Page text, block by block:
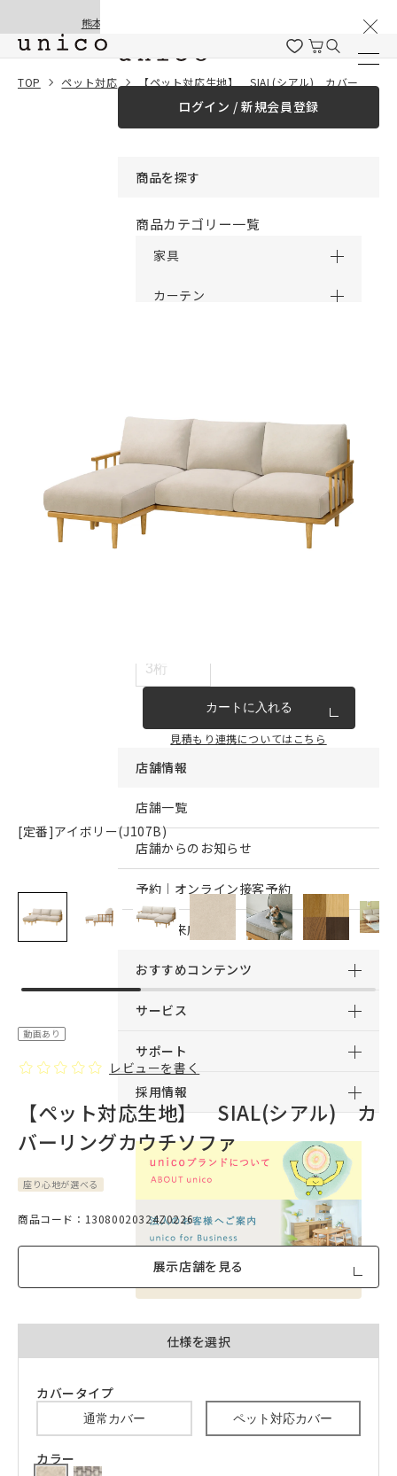
熊本地震の影響による配送遅延と停止について
ログイン / 新規会員登録
商品を探す
商品カテゴリー一覧
家具
カーテン
インテリア雑貨・その他
家具シリーズ一覧
新商品
カートに入れる
見積もり連携についてはこちら
店舗情報
店舗一覧
店舗からのお知らせ
予約｜オンライン接客予約
予約｜来店予約
おすすめコンテンツ
サービス
サポート
採用情報
品質への取り組みのご案内
TOP ペット対応 【ペット対応生地】 SIAL(シアル) カバーリングカウチソファ
一緒に購入する
[定番]アイボリー(J107B)
動画あり
レビューを書く
【ペット対応生地】 SIAL(シアル) カ
バーリングカウチソファ
座り心地が選べる
商品コード：13080020324Z0226
展示店舗を見る
仕様を選択
カバータイプ
通常カバー ペット対応カバー
カラー